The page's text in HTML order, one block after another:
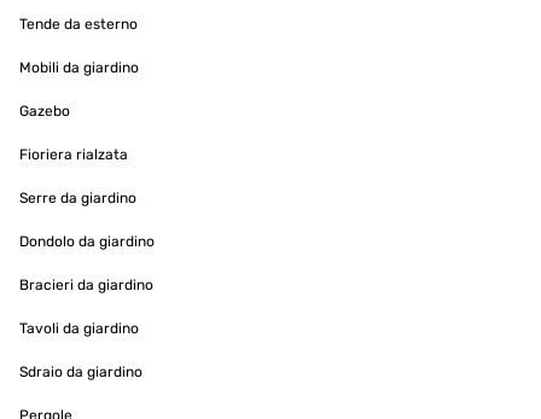
pencil cactus that kept tipping over the pot it was in. I transplanted
design is pretty and I've gotten a lot of compliments on it.
Tende da esterno
Mobili da giardino
Gazebo
Fioriera rialzata
Serre da giardino
Dondolo da giardino
Bracieri da giardino
Tavoli da giardino
Sdraio da giardino
Pergole